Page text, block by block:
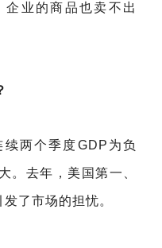
企业的商品也卖不出
两个季度GDP为负
。去年，美国第一、
了市场的担忧。